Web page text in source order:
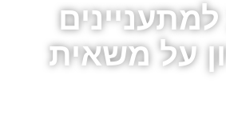
על משאית